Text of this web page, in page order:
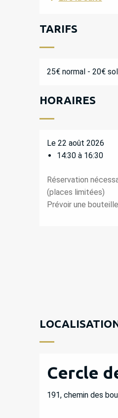
TARIFS
25€ normal - 20€
HORAIRES
Le 22 août 2026
14:30 à 16:30
Réservation
(places limitées)
Prévoir une
Cercle
191, chemin des